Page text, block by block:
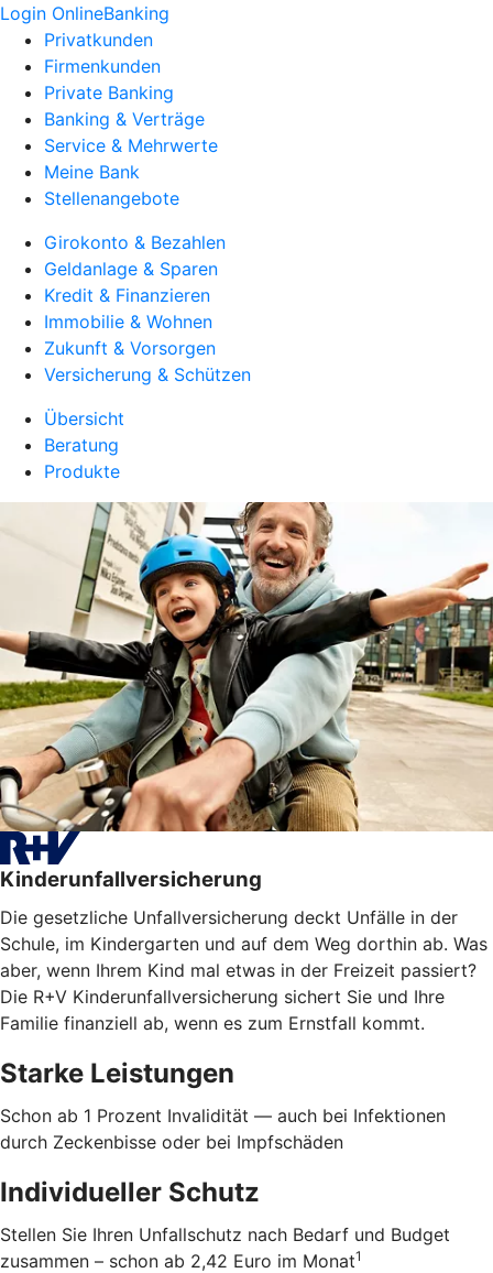
Login OnlineBanking
Privatkunden
Firmenkunden
Private Banking
Banking & Verträge
Service & Mehrwerte
Meine Bank
Stellenangebote
Girokonto & Bezahlen
Geldanlage & Sparen
Kredit & Finanzieren
Immobilie & Wohnen
Zukunft & Vorsorgen
Versicherung & Schützen
Übersicht
Beratung
Produkte
Kinderunfallversicherung
Die gesetzliche Unfallversicherung deckt Unfälle in der
Schule, im Kindergarten und auf dem Weg dorthin ab. Was
aber, wenn Ihrem Kind mal etwas in der Freizeit passiert?
Die R+V Kinderunfallversicherung sichert Sie und Ihre
Familie finanziell ab, wenn es zum Ernstfall kommt.
Starke Leistungen
Schon ab 1 Prozent Invalidität — auch bei Infektionen
durch Zeckenbisse oder bei Impfschäden
Individueller Schutz
Stellen Sie Ihren Unfallschutz nach Bedarf und Budget
zusammen – schon ab 2,42 Euro im Monat1